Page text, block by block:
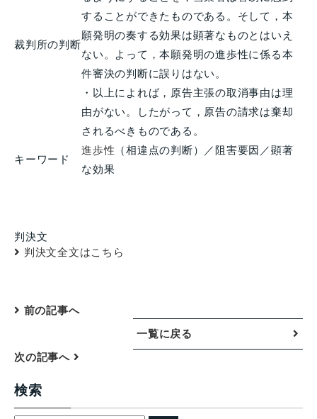
裁判所の判断
することができたものである。そして，本
願発明の奏する効果は顕著なものとはいえ
ない。よって，本願発明の進歩性に係る本
件審決の判断に誤りはない。
・以上によれば，原告主張の取消事由は理
由がない。したがって，原告の請求は棄却
されるべきものである。
キーワード
進歩性 （相違点の判断）／阻害要因／顕著
な効果
判決文
判決文全文はこちら
前の記事へ
一覧に戻る
次の記事へ
検索